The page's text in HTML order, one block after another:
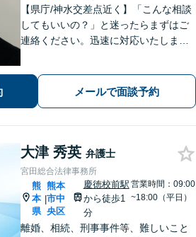
【県庁/神水交差点近く】「こんな相談
してもいいの？」と迷ったらまずはご
連絡ください。迅速に対応いたしま
メールで面談予約
大津 秀英 弁護士
宮田総合法律事務所
熊
本
県
|
熊本
市中
央区
慶徳校前駅
から徒歩1
分
営業時間：09:00
~18:00（平日）
離婚、相続、刑事事件等、難しいこと